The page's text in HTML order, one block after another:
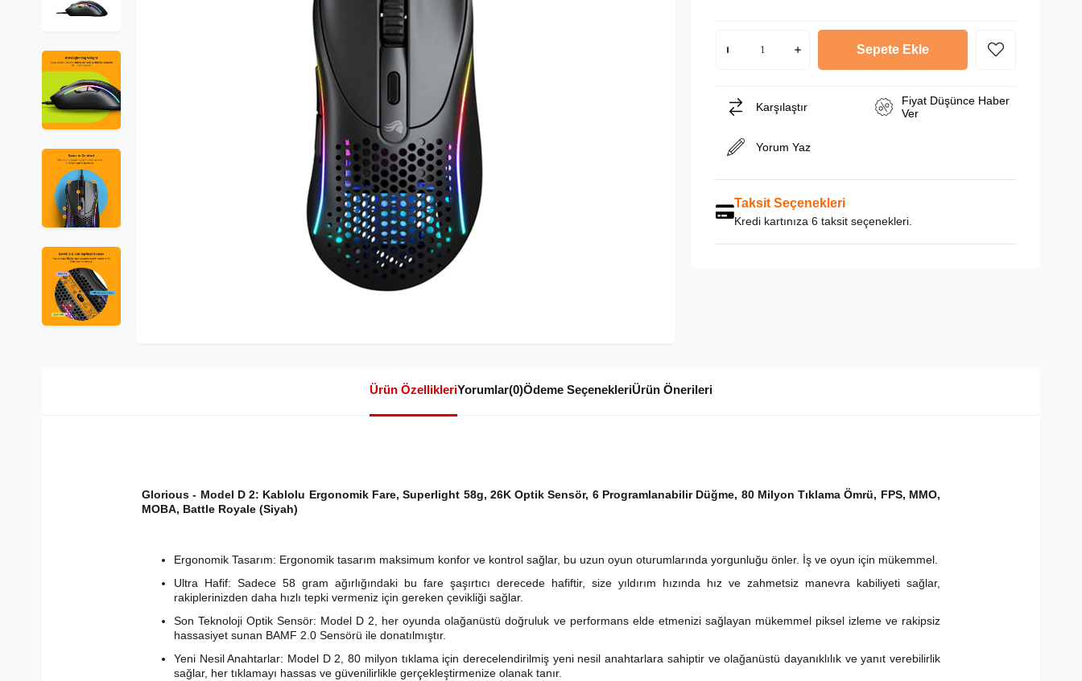
Karşılaştır
Fiyat Düşünce Haber
Ver
Yorum Yaz
Taksit Seçenekleri
Kredi kartınıza 6 taksit seçenekleri.
Ürün ÖzellikleriYorumlar(0)Ödeme SeçenekleriÜrün Önerileri
Glorious - Model D 2: Kablolu Ergonomik Fare, Superlight 58g, 26K Optik Sensör, 6 Programlanabilir Düğme, 80 Milyon Tıklama Ömrü, FPS, MMO,
MOBA, Battle Royale (Siyah)
Ergonomik Tasarım: Ergonomik tasarım maksimum konfor ve kontrol sağlar, bu uzun oyun oturumlarında yorgunluğu önler. İş ve oyun için mükemmel.
Ultra Hafif: Sadece 58 gram ağırlığındaki bu fare şaşırtıcı derecede hafiftir, size yıldırım hızında hız ve zahmetsiz manevra kabiliyeti sağlar,
rakiplerinizden daha hızlı tepki vermeniz için gereken çevikliği sağlar.
Son Teknoloji Optik Sensör: Model D 2, her oyunda olağanüstü doğruluk ve performans elde etmenizi sağlayan mükemmel piksel izleme ve rakipsiz
hassasiyet sunan BAMF 2.0 Sensörü ile donatılmıştır.
Yeni Nesil Anahtarlar: Model D 2, 80 milyon tıklama için derecelendirilmiş yeni nesil anahtarlara sahiptir ve olağanüstü dayanıklılık ve yanıt verebilirlik
sağlar, her tıklamayı hassas ve güvenilirlikle gerçekleştirmenize olanak tanır.